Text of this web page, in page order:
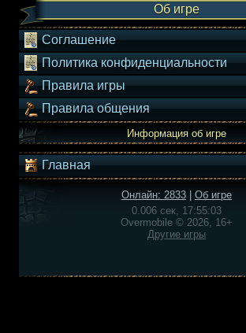
Об игре
Соглашение
Политика конфиденциальности
Правила игры
Правила общения
Информация об игре
Главная
Онлайн: 2833
Об игре
0.006 сек, 17:55:03
Overmobile © 2026, 16+
Другие игры